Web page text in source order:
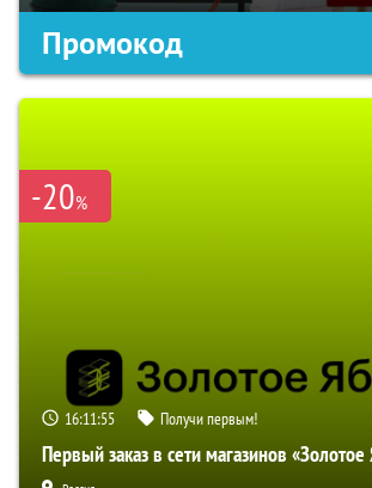
Промокод
-20%
16:11:54 Получи первым!
Первый заказ в сети магазинов